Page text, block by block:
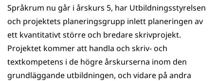
Språkrum nu går i årskurs 5, har Utbildningsstyrelsen
och projektets planeringsgrupp inlett planeringen av
ett kvantitativt större och bredare skrivprojekt.
Projektet kommer att handla och skriv- och
textkompetens i de högre årskurserna inom den
grundläggande utbildningen, och vidare på andra